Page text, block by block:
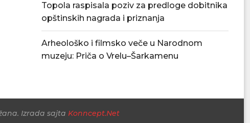
Topola raspisala poziv za predloge dobitnika
opštinskih nagrada i priznanja
Arheološko i filmsko veče u Narodnom
muzeju: Priča o Vrelu–Šarkamenu
Izrada sajta Konncept.Net